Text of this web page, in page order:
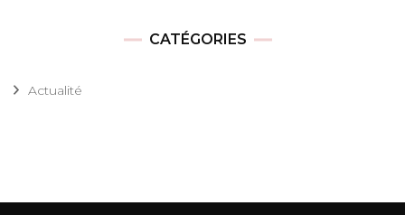
CATÉGORIES
Actualité